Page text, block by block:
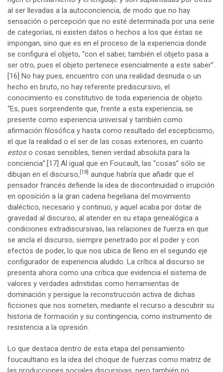
al ser llevadas a la autoconciencia, de modo que no hay
sensación o percepción que no esté determinada por una serie
de categorías, ni existen datos o hechos a los que éstas se
impongan, sino que es en el proceso de la experiencia donde
se configura el objeto, “con el saber, también el objeto pasa a
ser otro, pues el objeto pertenece esencialmente a este saber”.
[16] No hay pues, encuentro con una realidad desnuda o un
hecho en bruto, no hay referente prediscursivo, el
conocimiento es constitutivo de toda experiencia de objeto.
“Es, pues sorprendente que, frente a esta experiencia, se
presente como experiencia universal y también como
afirmación filosófica y hasta como resultado del escepticismo,
el que la realidad o el ser de las cosas exteriores, en cuanto
estoso cosas sensibles, tienen verdad absoluta para la
conciencia”.[17] Al igual que en Foucault, las “cosas” sólo se
dibujan en el discurso, [18] aunque habría que añadir que el
pensador francés defiende la idea de discontinuidad o irrupción
en oposición a la gran cadena hegeliana del movimiento
dialéctico, necesario y continuo, y aquel acaba por dotar de
gravedad al discurso, al atender en su etapa genealógica a
condiciones extradiscursivas, las relaciones de fuerza en que
se ancla el discurso, siempre penetrado por el poder y con
efectos de poder, lo que nos ubica de lleno en el segundo eje
configurador de experiencia aludido. La crítica al discurso se
presenta ahora como una crítica que evidencia el sistema de
valores y verdades admitidas como herramientas de
dominación y persigue la reconstrucción activa de dichas
ficciones que nos someten, mediante el recurso a descubrir su
historia de formación y su contingencia, como instrumento de
resistencia a la opresión.
Lo que destaca dentro de esta etapa del pensamiento
foucaultiano es la idea del choque de fuerzas como matriz de